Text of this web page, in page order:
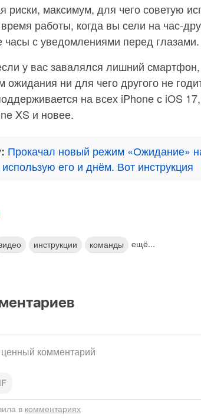
риски, максимум, для чего советую
работы, когда вы сели на час-
часы с уведомлениями перед глазами.
у вас завалялся лишний
ожидания ни для чего другого не
на всех iPhone с iOS
XS и новее.
Прокачал новый режим «Ожидание»
его и днём. Вот инструкция
инструкции команды ещё...
в комментариях